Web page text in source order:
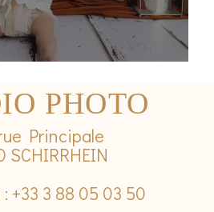
PHOTO
Principale
SCHIRRHEIN
+33 3 88 05 03 50